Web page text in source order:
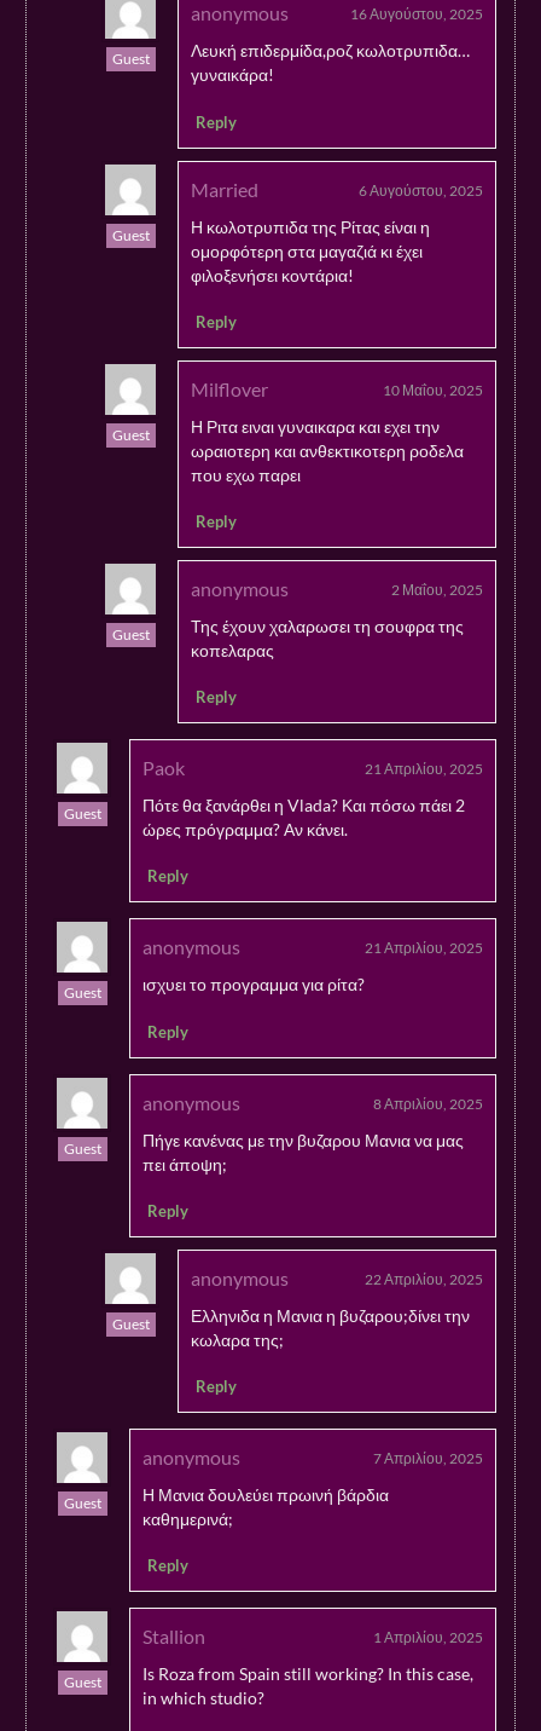
Guest
anonymous 16 Αυγούστου, 2025
Λευκή επιδερμίδα,ροζ κωλοτρυπιδα…
γυναικάρα!
Reply
Guest
Married 6 Αυγούστου, 2025
Η κωλοτρυπιδα της Ρίτας είναι η
ομορφότερη στα μαγαζιά κι έχει
φιλοξενήσει κοντάρια!
Reply
Guest
Milflover 10 Μαΐου, 2025
Η Ριτα ειναι γυναικαρα και εχει την
ωραιοτερη και ανθεκτικοτερη ροδελα
που εχω παρει
Reply
Guest
anonymous 2 Μαΐου, 2025
Της έχουν χαλαρωσει τη σουφρα της
κοπελαρας
Reply
Guest
Paok 21 Απριλίου, 2025
Πότε θα ξανάρθει η Vlada? Και πόσω πάει 2
ώρες πρόγραμμα? Αν κάνει.
Reply
Guest
anonymous 21 Απριλίου, 2025
ισχυει το προγραμμα για ρίτα?
Reply
Guest
anonymous 8 Απριλίου, 2025
Πήγε κανένας με την βυζαρου Μανια να μας
πει άποψη;
Reply
Guest
anonymous 22 Απριλίου, 2025
Ελληνιδα η Μανια η βυζαρου;δίνει την
κωλαρα της;
Reply
Guest
anonymous 7 Απριλίου, 2025
Η Μανια δουλεύει πρωινή βάρδια
καθημερινά;
Reply
Guest
Stallion 1 Απριλίου, 2025
Is Roza from Spain still working? In this case,
in which studio?